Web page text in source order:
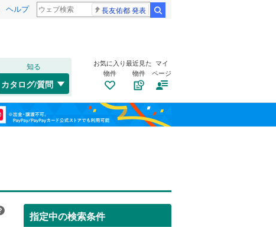
ヘルプ 長友佑都 発表
知る
カタログ/質問
お気に入り
物件
最近見た
物件
マイ
ページ
指定中の検索条件
福島 港区(16)
渋谷区(49)
葛飾区(99)
杉並区(109)
大崎(5)
小山(1)
豊町(4)
高崎線(0)
総武本線(0)
総武線(0)
太陽光発電システム（0）